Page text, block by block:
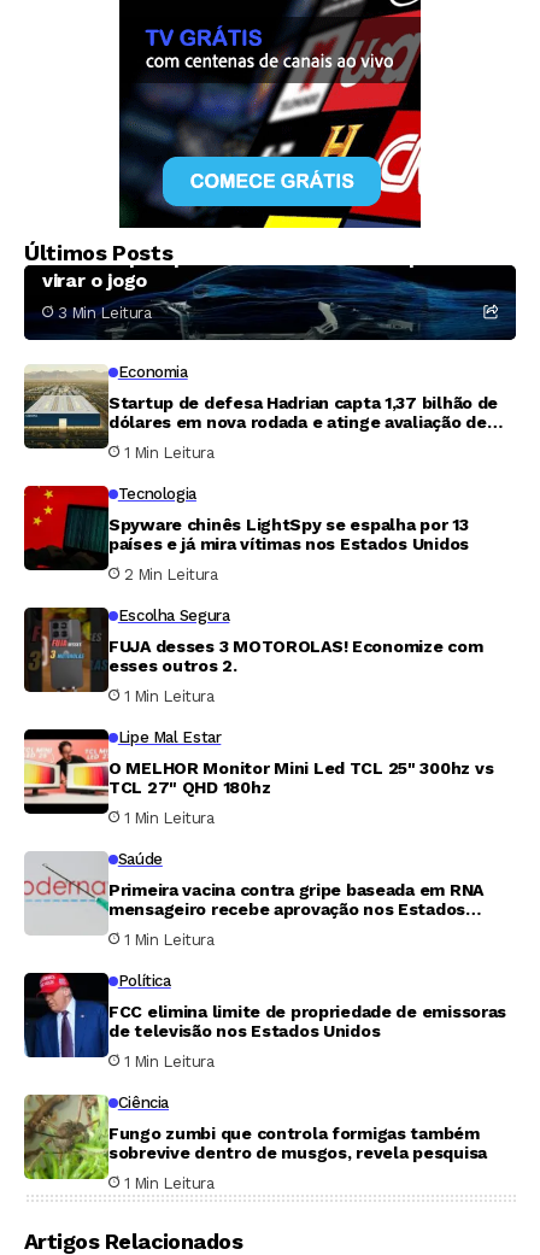
Últimos Posts
A aposta da Ford em uma picape elétrica
barata e por que ela talvez não baste para
virar o jogo
3 Min Leitura
Economia
Startup de defesa Hadrian capta 1,37 bilhão de
dólares em nova rodada e atinge avaliação de
7,87 bilhões
1 Min Leitura
Tecnologia
Spyware chinês LightSpy se espalha por 13
países e já mira vítimas nos Estados Unidos
2 Min Leitura
Escolha Segura
FUJA desses 3 MOTOROLAS! Economize com
esses outros 2.
1 Min Leitura
Lipe Mal Estar
O MELHOR Monitor Mini Led TCL 25" 300hz vs
TCL 27" QHD 180hz
1 Min Leitura
Saúde
Primeira vacina contra gripe baseada em RNA
mensageiro recebe aprovação nos Estados
Unidos
1 Min Leitura
Política
FCC elimina limite de propriedade de emissoras
de televisão nos Estados Unidos
1 Min Leitura
Ciência
Fungo zumbi que controla formigas também
sobrevive dentro de musgos, revela pesquisa
1 Min Leitura
Artigos Relacionados